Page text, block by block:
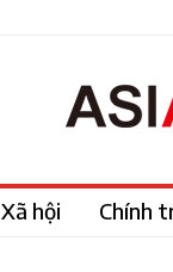
Xã hội Chính